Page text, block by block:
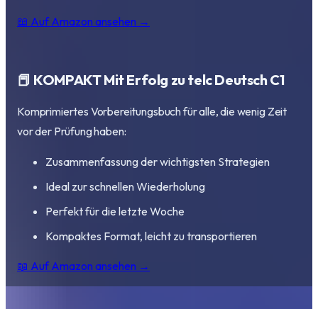
📖 Auf Amazon ansehen →
📕 KOMPAKT Mit Erfolg zu telc Deutsch C1
Komprimiertes Vorbereitungsbuch für alle, die wenig Zeit
vor der Prüfung haben:
Zusammenfassung der wichtigsten Strategien
Ideal zur schnellen Wiederholung
Perfekt für die letzte Woche
Kompaktes Format, leicht zu transportieren
📖 Auf Amazon ansehen →